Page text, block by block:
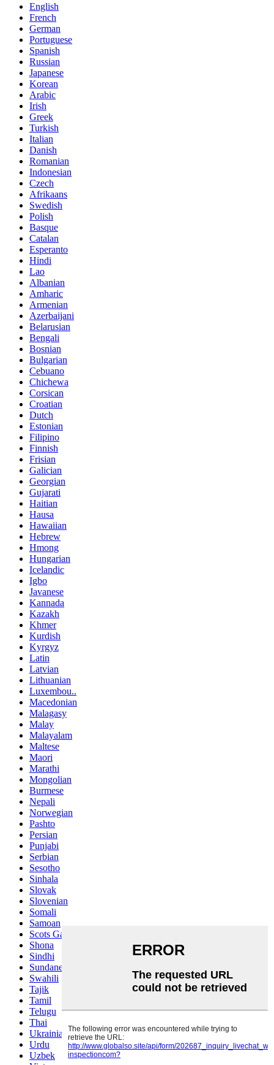
English
French
German
Portuguese
Spanish
Russian
Japanese
Korean
Arabic
Irish
Greek
Turkish
Italian
Danish
Romanian
Indonesian
Czech
Afrikaans
Swedish
Polish
Basque
Catalan
Esperanto
Hindi
Lao
Albanian
Amharic
Armenian
Azerbaijani
Belarusian
Bengali
Bosnian
Bulgarian
Cebuano
Chichewa
Corsican
Croatian
Dutch
Estonian
Filipino
Finnish
Frisian
Galician
Georgian
Gujarati
Haitian
Hausa
Hawaiian
Hebrew
Hmong
Hungarian
Icelandic
Igbo
Javanese
Kannada
Kazakh
Khmer
Kurdish
Kyrgyz
Latin
Latvian
Lithuanian
Luxembou..
Macedonian
Malagasy
Malay
Malayalam
Maltese
Maori
Marathi
Mongolian
Burmese
Nepali
Norwegian
Pashto
Persian
Punjabi
Serbian
Sesotho
Sinhala
Slovak
Slovenian
Somali
Samoan
Scots Gaelic
Shona
Sindhi
Sundanese
Swahili
Tajik
Tamil
Telugu
Thai
Ukrainian
Urdu
Uzbek